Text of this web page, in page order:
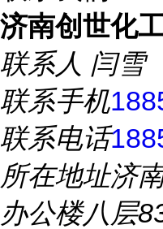
济南创世化
联系人 闫雪
联系手机
联系电话
所在地址济
办公楼八层